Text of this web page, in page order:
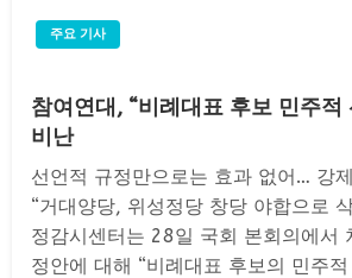
주요 기사
참여연대, “비례대표 후보 민주적
비난
선언적 규정만으로는 효과 없어… 강
“거대양당, 위성정당 창당 야합으로
정감시센터는 28일 국회 본회의에서
정안에 대해 “비례대표 후보의 민주